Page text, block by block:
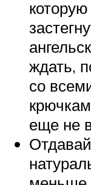
ждать,
со
еще не